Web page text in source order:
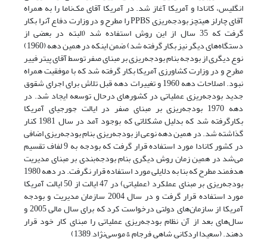
انگلیس، کانادا و آمریکا آغاز شد. در آمریکا آقای مک‌ناما را به همراه
آقای چارلز هیتچز بودجه‌ریزی PPBS را مطرح و در وزارت دفاع آنرا بکار
گرفت که 35 سال از این روش استفاده شد (البته در بعضی از
دستگاه‌های دیگر نیز بکار گرفته شد) ضمن اینکه در همین دهه (1960)
نوع دیگری از بودجه بنام بودجه‌ریزی بر مبنای صفر توسط آقای پیتر فییر
مطرح و در وزارت کشاورزی آمریکا بکار گرفته شد که با موفقیت همراه
نبود. اصلاحات دهه 1960 و تغییرات دهه قبل تلاش برای اجرای شقوق
جدید بودجه‌ریزی عملیاتی در کشورهای درحال توسعه ایجاد شد. در
دهه 1970 بودجه‌ریزی بر مبنای صفر در ایالت جورجیای آمریکا
بکارگرفته شد که بدلیل مشکلاتی که بوجود آمد در سال 1981 کنار
گذاشته شد. در همین دهه نوعی از بودجه‌ریزی بنام بودجه‌ریزی اضافی
در کشور کانادا مورد استفاده قرار گرفت که بودجه به 9 لفاف تقسیم
می‌شد در همین زمان روش دیگری بنام بودجه‌بندی بر مبنای مدیریت
هدفمند مطرح که بنا به دلایلی مورد استفاده قرار نگرفت. در دهه 1980
بودجه‌ریزی بر مبنای عملکرد (عملیاتی) در 47 ایالت از 50 ایالت آمریکا
مورد استفاده قرار گرفت و در سال 2004 سازمان مدیریت و بودجه
آمریکا از سازمان‌های دولتی درخواست کرد که برای سال مالی 2005 و
سال‌های بعد از آن نظام بودجه‌ریزی عملیاتی را مبنای کار خود قرار
دهند. (سعیدا اردکانی, شاهی, فرجام, & موسی‌نژاد, 1389)